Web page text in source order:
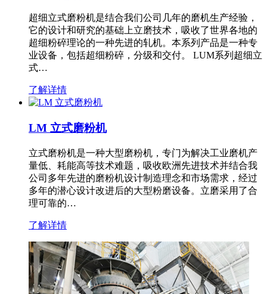
超细立式磨粉机是结合我们公司几年的磨机生产经验，
它的设计和研究的基础上立磨技术，吸收了世界各地的
超细粉碎理论的一种先进的轧机。本系列产品是一种专
业设备，包括超细粉碎，分级和交付。 LUM系列超细立
式…
了解详情
LM 立式磨粉机
立式磨粉机是一种大型磨粉机，专门为解决工业磨机产
量低、耗能高等技术难题，吸收欧洲先进技术并结合我
公司多年先进的磨粉机设计制造理念和市场需求，经过
多年的潜心设计改进后的大型粉磨设备。立磨采用了合
理可靠的…
了解详情